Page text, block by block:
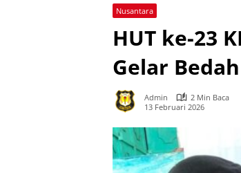
Nusantara
HUT ke-23
Gelar
Admin
2 Min Baca
13 Februari 2026